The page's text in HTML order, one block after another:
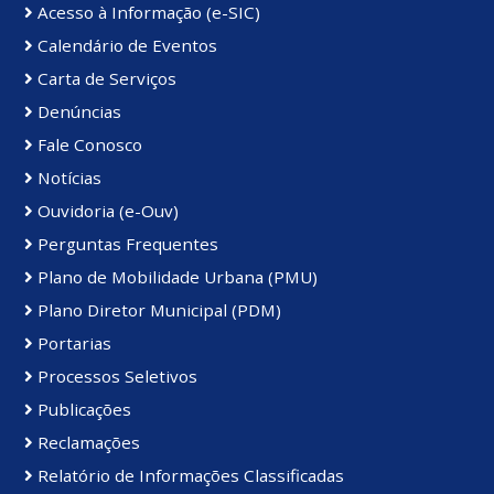
Acesso à Informação (e-SIC)
Calendário de Eventos
Carta de Serviços
Denúncias
Fale Conosco
Notícias
Ouvidoria (e-Ouv)
Perguntas Frequentes
Plano de Mobilidade Urbana (PMU)
Plano Diretor Municipal (PDM)
Portarias
Processos Seletivos
Publicações
Reclamações
Relatório de Informações Classificadas